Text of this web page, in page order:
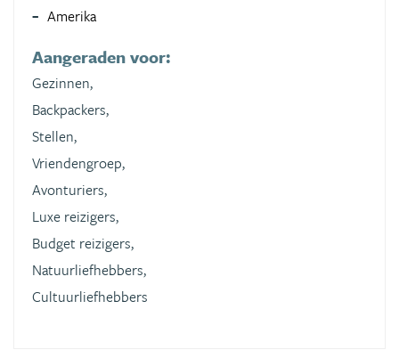
Amerika
Aangeraden voor:
Gezinnen,
Backpackers,
Stellen,
Vriendengroep,
Avonturiers,
Luxe reizigers,
Budget reizigers,
Natuurliefhebbers,
Cultuurliefhebbers